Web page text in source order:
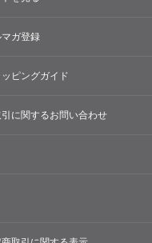
ガ登録
ピングガイド
に関するお問い合わせ